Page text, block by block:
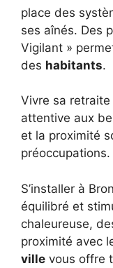
place des
ses aînés. Des
Vigilant »
des habitants.
Vivre sa retraite
attentive aux
et la proximité
préoccupations.
S’installer à
équilibré et
chaleureuse,
proximité avec
ville vous offre